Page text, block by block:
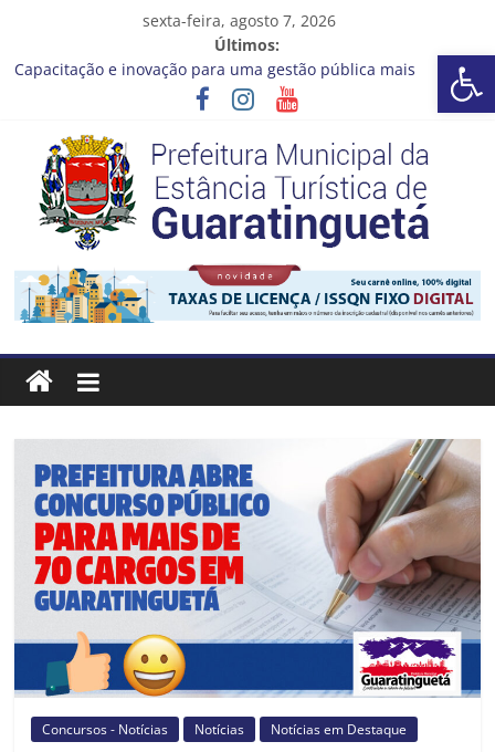
Barra de Ferramentas Aberta
sexta-feira, agosto 7, 2026
Últimos:
Capacitação e inovação para uma gestão pública mais
Seu próximo emprego pode estar mais perto do que você
imagina
Novo curso no Qualifica Guará
Prefeitura de Guaratinguetá divulga novo cronograma dos
editais da PNAB
Guaratinguetá realizará ação de vacinação contra a Febre
Amarela na região da Rocinha
Prefeitura
Estância
Turística
Guaratinguetá
Prefeitura
Estância
Turística
Guaratinguetá
Concursos - Notícias Notícias Notícias em Destaque